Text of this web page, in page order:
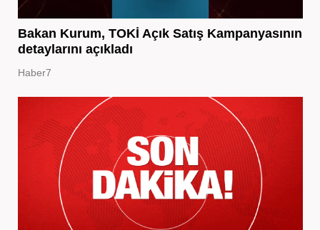
Bakan Kurum, TOKİ Açık Satış Kampanyasının
detaylarını açıkladı
Haber7